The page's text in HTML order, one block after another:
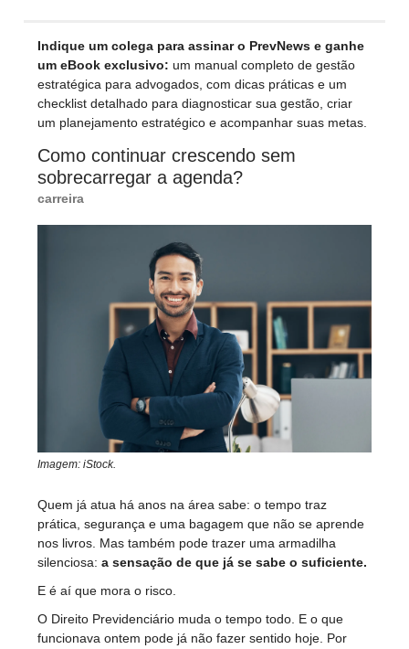
Indique um colega para assinar o PrevNews e ganhe
um eBook exclusivo: um manual completo de gestão
estratégica para advogados, com dicas práticas e um
checklist detalhado para diagnosticar sua gestão, criar
um planejamento estratégico e acompanhar suas metas.
Como continuar crescendo sem
sobrecarregar a agenda?
carreira
Imagem: iStock.
Quem já atua há anos na área sabe: o tempo traz
prática, segurança e uma bagagem que não se aprende
nos livros. Mas também pode trazer uma armadilha
silenciosa: a sensação de que já se sabe o suficiente.
E é aí que mora o risco.
O Direito Previdenciário muda o tempo todo. E o que
funcionava ontem pode já não fazer sentido hoje. Por